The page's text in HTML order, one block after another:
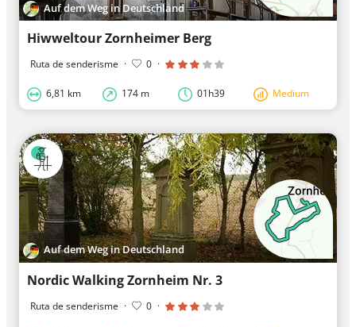
Auf dem Weg in Deutschland
Hiwweltour Zornheimer Berg
Ruta de senderisme · 0 ·
6,81 km 174 m 01h39 Medium
Auf dem Weg in Deutschland
Nordic Walking Zornheim Nr. 3
Ruta de senderisme · 0 ·